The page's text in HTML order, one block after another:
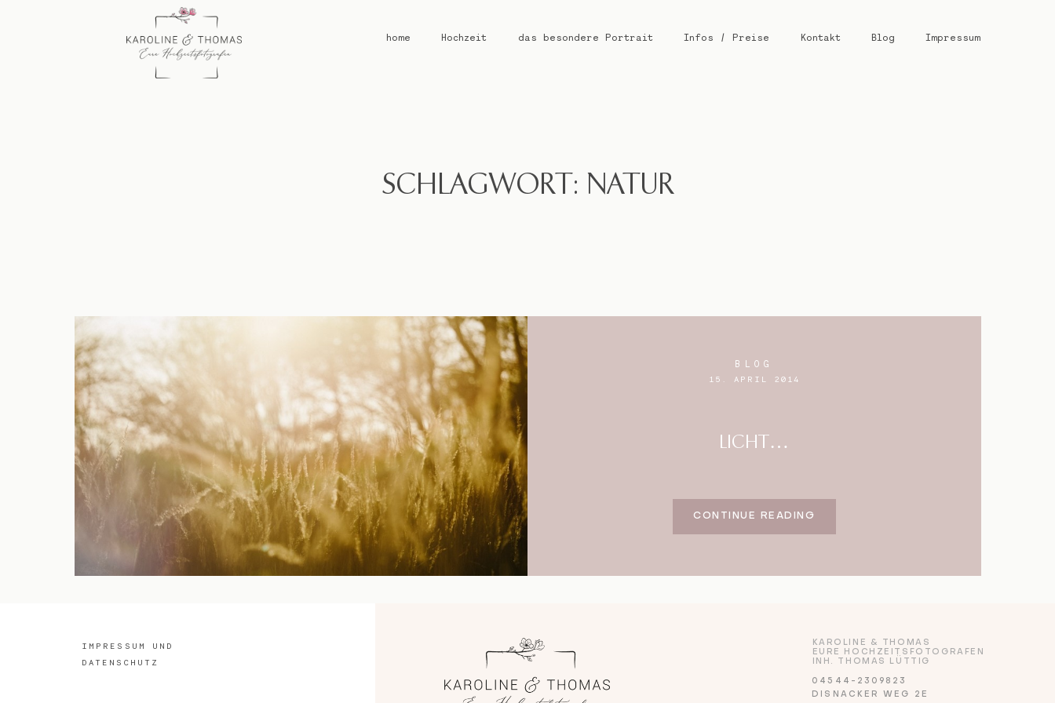
home Hochzeit das besondere Portrait Infos / Preise Kontakt Blog Impressum
SCHLAGWORT: NATUR
BLOG
15. APRIL 2014
LICHT…
CONTINUE READING
KAROLINE & THOMAS
EURE HOCHZEITSFOTOGRAFEN
INH. THOMAS LÜTTIG
IMPRESSUM UND
DATENSCHUTZ
04544-2309823
DISNACKER WEG 2E
das besondere Portrait
Blog
Impressum